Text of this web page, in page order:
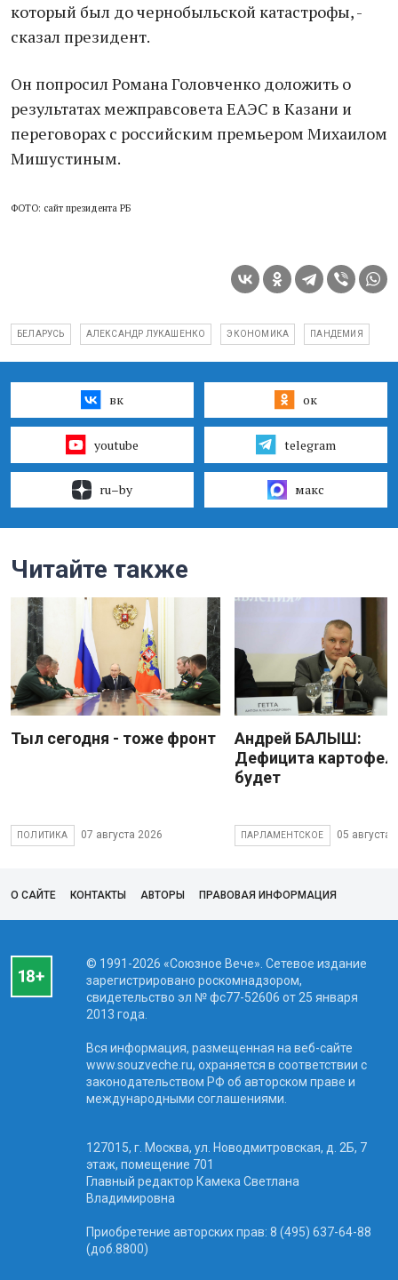
который был до чернобыльской катастрофы, -
сказал президент.
Он попросил Романа Головченко доложить о
результатах межправсовета ЕАЭС в Казани и
переговорах с российским премьером Михаилом
Мишустиным.
ФОТО: сайт президента РБ
БЕЛАРУСЬ АЛЕКСАНДР ЛУКАШЕНКО ЭКОНОМИКА ПАНДЕМИЯ
вк ок
youtube telegram
ru–by макс
Читайте также
Тыл сегодня - тоже фронт
ПОЛИТИКА 07 августа 2026
Андрей БАЛЫШ:
Дефицита
будет
ПАРЛАМЕНТСКОЕ 05 августа
О САЙТЕ КОНТАКТЫ АВТОРЫ ПРАВОВАЯ ИНФОРМАЦИЯ
© 1991-2026 «Союзное Вече». Сетевое издание
зарегистрировано роскомнадзором,
свидетельство эл № фc77-52606 от 25 января
2013 года.
Вся информация, размещенная на веб-сайте
www.souzveche.ru, охраняется в соответствии с
законодательством РФ об авторском праве и
международными соглашениями.
127015, г. Москва, ул. Новодмитровская, д. 2Б, 7
этаж, помещение 701
Главный редактор Камека Светлана
Владимировна
Приобретение авторских прав: 8 (495) 637-64-88
(доб.8800)